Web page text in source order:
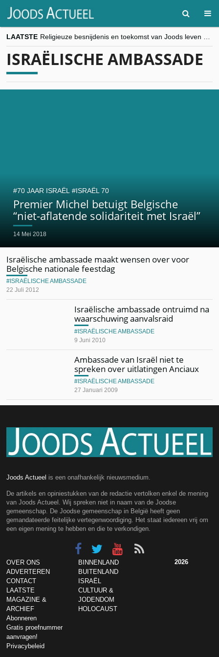
LAATSTE
“Besnijdenisdebat toont hoe moeilijk seculiere Westen minderheden begrijpt”, Jinnih Beels (Vooruit)
ISRAËLISCHE AMBASSADE
Premier Michel betuigt Belgische
“niet-aflatende solidariteit met Israël”
14 Mei 2018
70 JAAR ISRAËL ISRAËL 70
Israëlische ambassade maakt wensen over voor
Belgische nationale feestdag
22 Juli 2012
ISRAËLISCHE AMBASSADE
Israëlische ambassade ontruimd na
waarschuwing aanvalsraid
9 Juni 2010
ISRAËLISCHE AMBASSADE
Ambassade van Israël niet te
spreken over uitlatingen Anciaux
27 Januari 2009
ISRAËLISCHE AMBASSADE
Joods Actueel is een onafhankelijk nieuwsmedium.
De artikels en opiniestukken van de redactie vertolken enkel de mening
van Joods Actueel. Wij spreken niet in naam van de Joodse
gemeenschap. De Joodse gemeenschap in België heeft geen
gemandateerde feitelijke vertegenwoordiging. Het staat iedereen vrij om
een eigen mening te hebben en die te verkondigen.
OVER ONS
ADVERTEREN
CONTACT
LAATSTE
MAGAZINE &
ARCHIEF
Abonneren
Gratis proefnummer
aanvragen!
Privacybeleid
BINNENLAND
BUITENLAND
ISRAËL
CULTUUR &
JODENDOM
HOLOCAUST
2026